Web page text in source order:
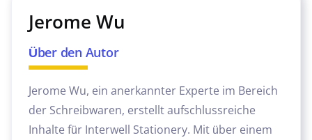
Jerome Wu
Über den Autor
Jerome Wu, ein anerkannter Experte im Bereich
der Schreibwaren, erstellt aufschlussreiche
Inhalte für Interwell Stationery. Mit über einem